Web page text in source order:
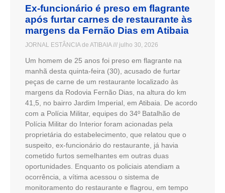
Ex-funcionário é preso em flagrante
após furtar carnes de restaurante às
margens da Fernão Dias em Atibaia
JORNAL ESTÂNCIA de ATIBAIA julho 30, 2026
Um homem de 25 anos foi preso em flagrante na
manhã desta quinta-feira (30), acusado de furtar
peças de carne de um restaurante localizado às
margens da Rodovia Fernão Dias, na altura do km
41,5, no bairro Jardim Imperial, em Atibaia. De acordo
com a Polícia Militar, equipes do 34º Batalhão de
Polícia Militar do Interior foram acionadas pela
proprietária do estabelecimento, que relatou que o
suspeito, ex-funcionário do restaurante, já havia
cometido furtos semelhantes em outras duas
oportunidades. Enquanto os policiais atendiam a
ocorrência, a vítima acessou o sistema de
monitoramento do restaurante e flagrou, em tempo